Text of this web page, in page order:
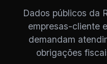
Dados públicos da
empresas-cliente
demandam
obrigações